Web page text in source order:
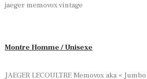
jaeger memovox vintage
Montre Homme / Unisexe
JAEGER LECOULTRE Memovox aka «